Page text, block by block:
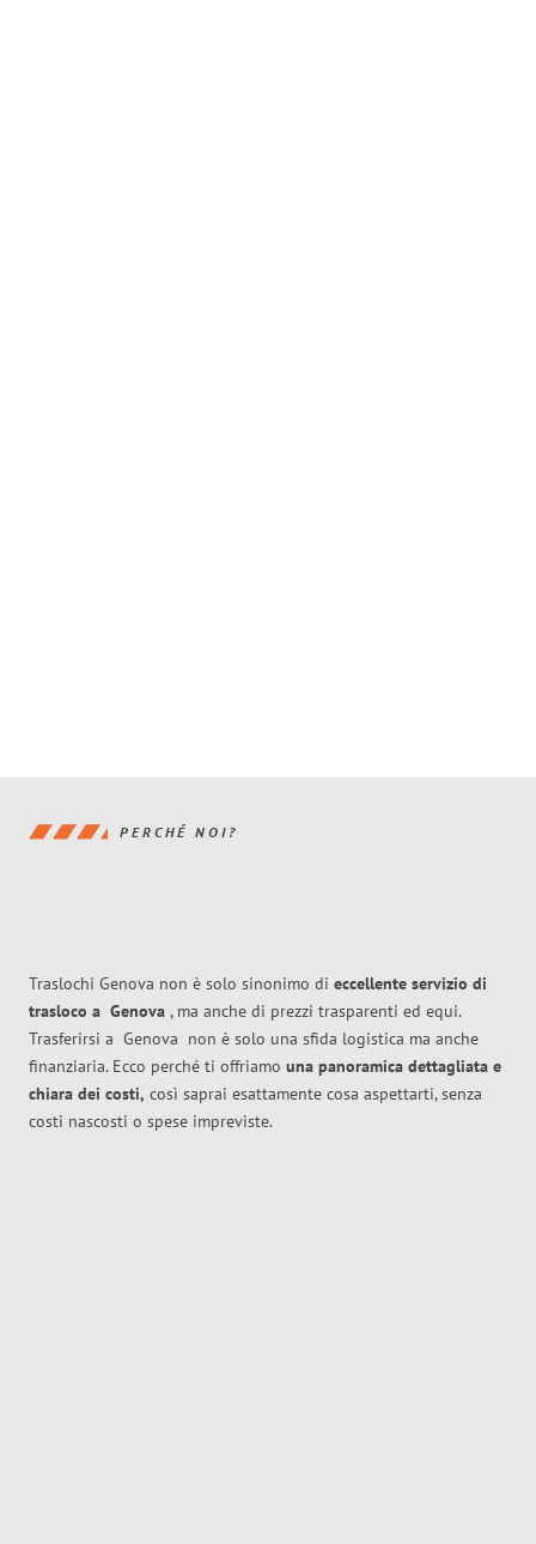
PERCHÉ NOI?
Traslochi Genova non è solo sinonimo di eccellente servizio di
trasloco a Genova , ma anche di prezzi trasparenti ed equi.
Trasferirsi a Genova non è solo una sfida logistica ma anche
finanziaria. Ecco perché ti offriamo una panoramica dettagliata e
chiara dei costi, così saprai esattamente cosa aspettarti, senza
costi nascosti o spese impreviste.